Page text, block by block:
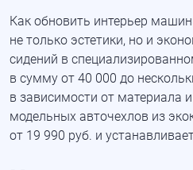
Как обновить интерьер
не только эстетики, но и
сидений в
в сумму от 40 000 до
в зависимости от материала
модельных авточехлов из
от 19 990 руб. и